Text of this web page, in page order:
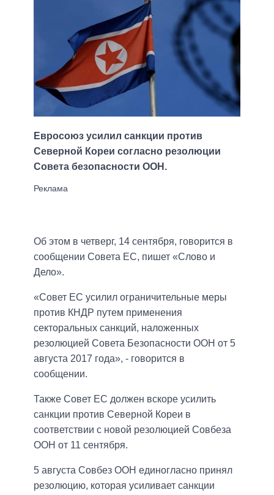
Евросоюз усилил санкции против
Северной Кореи согласно резолюции
Совета безопасности ООН.
Об этом в четверг, 14 сентября, говорится в
сообщении Совета ЕС, пишет «Слово и
Дело».
«Совет ЕС усилил ограничительные меры
против КНДР путем применения
секторальных санкций, наложенных
резолюцией Совета Безопасности ООН от 5
августа 2017 года», - говорится в
сообщении.
Также Совет ЕС должен вскоре усилить
санкции против Северной Кореи в
соответствии с новой резолюцией Совбеза
ООН от 11 сентября.
5 августа Совбез ООН единогласно принял
резолюцию, которая усиливает санкции